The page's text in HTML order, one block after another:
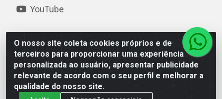
O nosso site coleta cookies próprios e de
terceiros para proporcionar uma experiência
personalizada ao usuário, apresentar publicidade
relevante de acordo com o seu perfil e melhorar a
qualidade do nosso site.
YouTube
Distac Distribuidora - Av. Durval de Góes Monteiro, 7049
- Jardim Petrópolis - Maceió/AL - CEP 57061-000 - CNPJ
08.072.649/0001-20